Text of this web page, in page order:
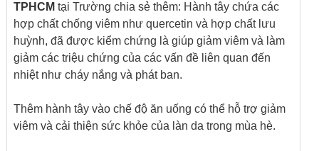
TPHCM tại Trường chia sẻ thêm: Hành tây chứa các
hợp chất chống viêm như quercetin và hợp chất lưu
huỳnh, đã được kiểm chứng là giúp giảm viêm và làm
giảm các triệu chứng của các vấn đề liên quan đến
nhiệt như cháy nắng và phát ban.
Thêm hành tây vào chế độ ăn uống có thể hỗ trợ giảm
viêm và cải thiện sức khỏe của làn da trong mùa hè.